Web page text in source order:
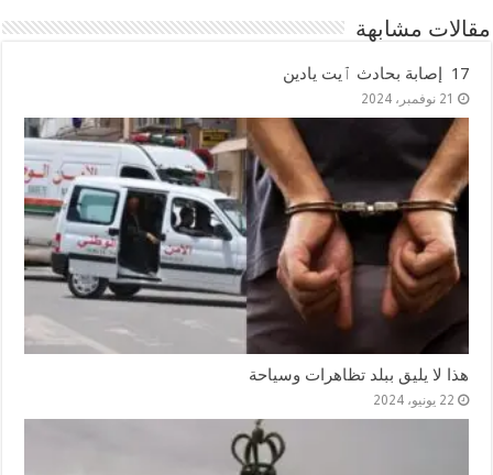
مقالات مشابهة
17 إصابة بحادث ٱيت يادين
21 نوفمبر، 2024
هذا لا يليق ببلد تظاهرات وسياحة
22 يونيو، 2024